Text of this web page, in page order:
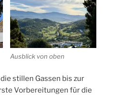
Ausblick von oben
stillen Gassen bis zur
Vorbereitungen für die